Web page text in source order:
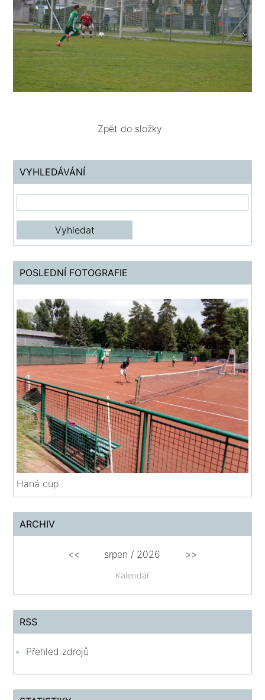
Zpět do složky
VYHLEDÁVÁNÍ
POSLEDNÍ FOTOGRAFIE
Haná cup
ARCHIV
Kalendář
<< srpen / 2026 >>
RSS
Přehled zdrojů